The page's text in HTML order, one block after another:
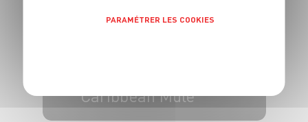
Caribbean Mule
PARAMÉTRER LES COOKIES